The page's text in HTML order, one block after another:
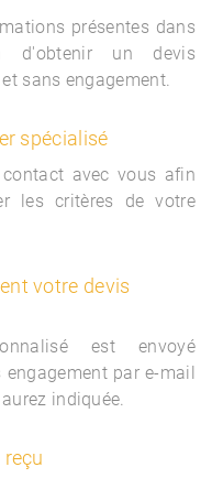
présentes dans
d'obtenir un devis
sans engagement.
spécialisé
avec vous afin
les critères de votre
votre devis
est envoyé
par e-mail
indiquée.